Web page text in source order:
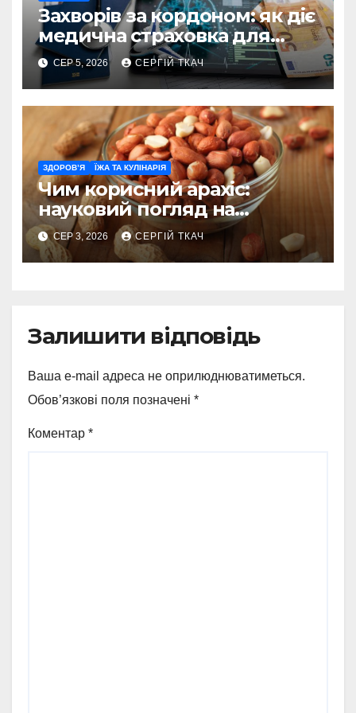
Захворів за кордоном: як діє
медична страховка для
туристів
СЕР 5, 2026 СЕРГІЙ ТКАЧ
ЗДОРОВ’Я ЇЖА ТА КУЛІНАРІЯ
Чим корисний арахіс:
науковий погляд на
поживну цінність
СЕР 3, 2026 СЕРГІЙ ТКАЧ
Залишити відповідь
Ваша e-mail адреса не оприлюднюватиметься.
Обов’язкові поля позначені *
Коментар *